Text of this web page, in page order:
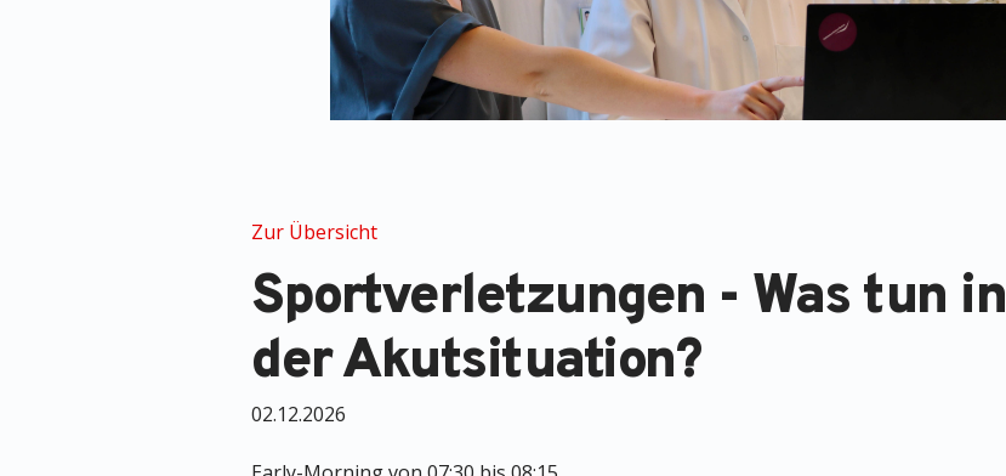
Zur Übersicht
Sportverletzungen - Was tun in
der Akutsituation?
02.12.2026